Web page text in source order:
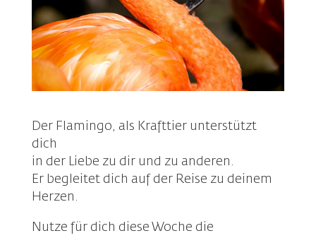
Der Flamingo, als Krafttier unterstützt
dich
in der Liebe zu dir und zu anderen.
Er begleitet dich auf der Reise zu deinem
Herzen.
Nutze für dich diese Woche die